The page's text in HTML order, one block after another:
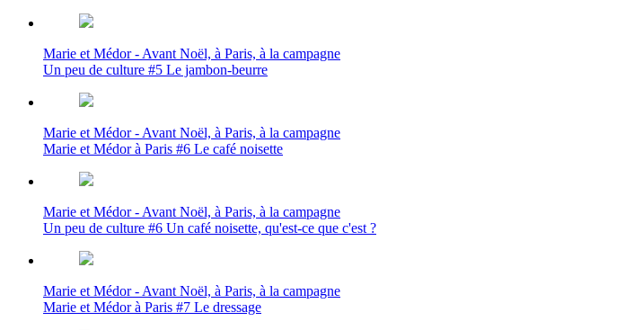
Marie et Médor - Avant Noël, à Paris, à la campagne
Un peu de culture #5 Le jambon-beurre
Marie et Médor - Avant Noël, à Paris, à la campagne
Marie et Médor à Paris #6 Le café noisette
Marie et Médor - Avant Noël, à Paris, à la campagne
Un peu de culture #6 Un café noisette, qu'est-ce que c'est ?
Marie et Médor - Avant Noël, à Paris, à la campagne
Marie et Médor à Paris #7 Le dressage